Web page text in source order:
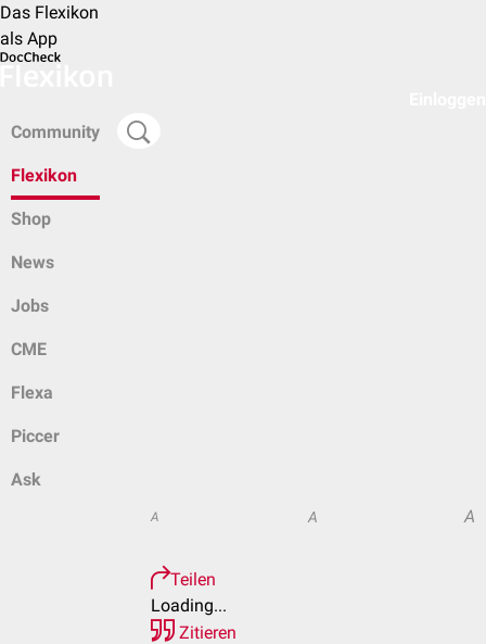
Das Flexikon
als App
Community
Flexikon
Shop
News
Jobs
CME
Flexa
Piccer
Ask
A A A
Teilen
Loading...
Zitieren